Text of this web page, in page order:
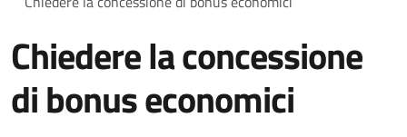
Chiedere la concessione
di bonus economici